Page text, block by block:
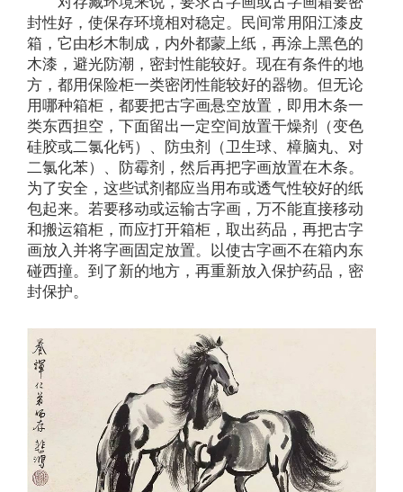
封性好，使保存环境相对稳定。民间常用阳江漆皮
箱，它由杉木制成，内外都蒙上纸，再涂上黑色的
木漆，避光防潮，密封性能较好。现在有条件的地
方，都用保险柜一类密闭性能较好的器物。但无论
用哪种箱柜，都要把古字画悬空放置，即用木条一
类东西担空，下面留出一定空间放置干燥剂（变色
硅胶或二氯化钙）、防虫剂（卫生球、樟脑丸、对
二氯化苯）、防霉剂，然后再把字画放置在木条。
为了安全，这些试剂都应当用布或透气性较好的纸
包起来。若要移动或运输古字画，万不能直接移动
和搬运箱柜，而应打开箱柜，取出药品，再把古字
画放入并将字画固定放置。以使古字画不在箱内东
碰西撞。到了新的地方，再重新放入保护药品，密
封保护。